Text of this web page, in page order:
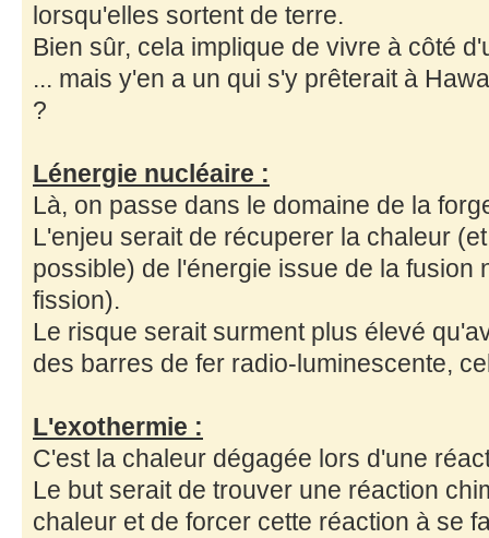
lorsqu'elles sortent de terre.
Bien sûr, cela implique de vivre à côté
... mais y'en a un qui s'y prêterait à
?
Lénergie nucléaire :
Là, on passe dans le domaine de la
L'enjeu serait de récuperer la chaleur
possible) de l'énergie issue de la fusion
fission).
Le risque serait surment plus élevé
des barres de fer radio-luminescente,
L'exothermie :
C'est la chaleur dégagée lors d'une
Le but serait de trouver une réaction
chaleur et de forcer cette réaction à se